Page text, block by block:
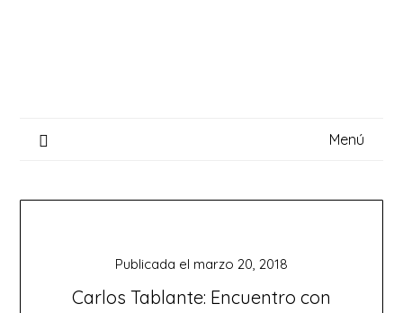
Menú
Carlos Tablante: Encuentro con
Publicada el marzo 20, 2018